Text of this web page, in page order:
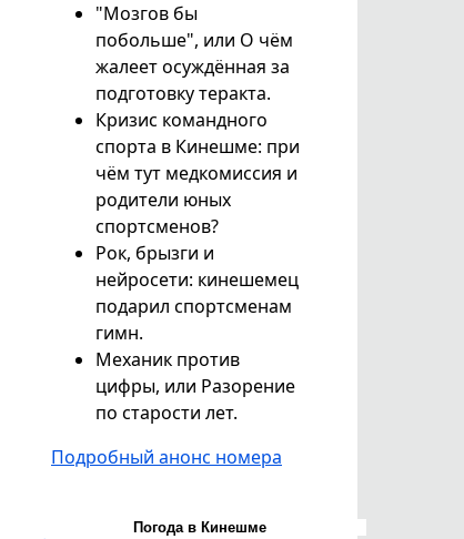
"Мозгов бы
побольше", или О чём
жалеет осуждённая за
подготовку теракта.
Кризис командного
спорта в Кинешме: при
чём тут медкомиссия и
родители юных
спортсменов?
Рок, брызги и
нейросети: кинешемец
подарил спортсменам
гимн.
Механик против
цифры, или Разорение
по старости лет.
Подробный анонс номера
Погода в Кинешме